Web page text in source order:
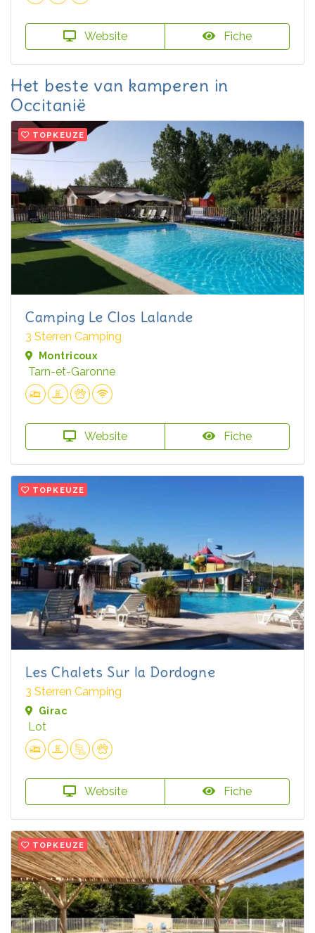
Website Fiche
Het beste van kamperen in
Occitanië
TOPKEUZE
Camping Le Clos Lalande
3 Sterren Camping
Montricoux
Tarn-et-Garonne
Website Fiche
TOPKEUZE
Les Chalets Sur la Dordogne
3 Sterren Camping
Girac
Lot
Website Fiche
TOPKEUZE